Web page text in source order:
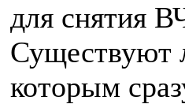
для снятия
Существуют
которым